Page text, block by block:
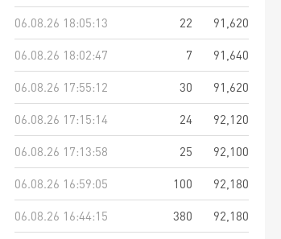
06.08.26 18:05:13
22
91,620
06.08.26 18:02:47
7
91,640
06.08.26 17:55:12
30
91,620
06.08.26 17:15:14
24
92,120
06.08.26 17:13:58
25
92,100
06.08.26 16:59:05
100
92,180
06.08.26 16:44:15
380
92,180